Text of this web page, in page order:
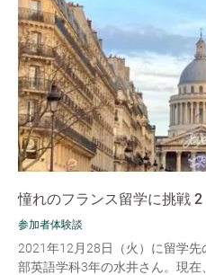
憧れのフランス留学に挑戦 2
参加者体験談
2021年12月28日（火）に留学
部英語学科3年の水井さん。現